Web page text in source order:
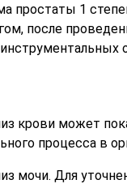
простаты 1
после
крови может
процесса в
мочи. Для